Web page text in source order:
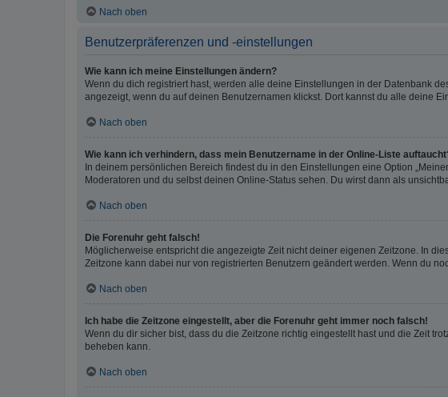
Nach oben
Benutzerpräferenzen und -einstellungen
Wie kann ich meine Einstellungen ändern?
Wenn du dich registriert hast, werden alle deine Einstellungen in der Datenbank
angezeigt, wenn du auf deinen Benutzernamen klickst. Dort kannst du alle deine
Nach oben
Wie kann ich verhindern, dass mein Benutzername in der Online-Liste
In deinem persönlichen Bereich findest du in den Einstellungen eine Option
Moderatoren und du selbst deinen Online-Status sehen. Du wirst dann als
Nach oben
Die Forenuhr geht falsch!
Möglicherweise entspricht die angezeigte Zeit nicht deiner eigenen Zeitzone. In
Zeitzone kann dabei nur von registrierten Benutzern geändert werden. Wenn du
Nach oben
Ich habe die Zeitzone eingestellt, aber die Forenuhr geht immer noch falsch!
Wenn du dir sicher bist, dass du die Zeitzone richtig eingestellt hast und die Zeit
beheben kann.
Nach oben